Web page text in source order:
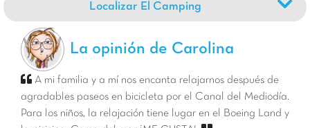
Localizar El Camping
La opinión de Carolina
A mi familia y a mí nos encanta relajarnos después de
agradables paseos en bicicleta por el Canal del Mediodía.
Para los niños, la relajación tiene lugar en el Boeing Land y